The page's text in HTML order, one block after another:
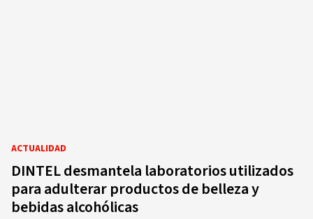
ACTUALIDAD
DINTEL desmantela laboratorios utilizados
para adulterar productos de belleza y
bebidas alcohólicas